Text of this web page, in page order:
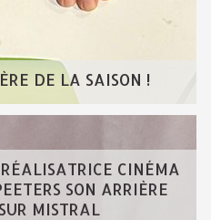
DE LA SAISON !
CINÉMA
SON ARRIÈRE
MISTRAL